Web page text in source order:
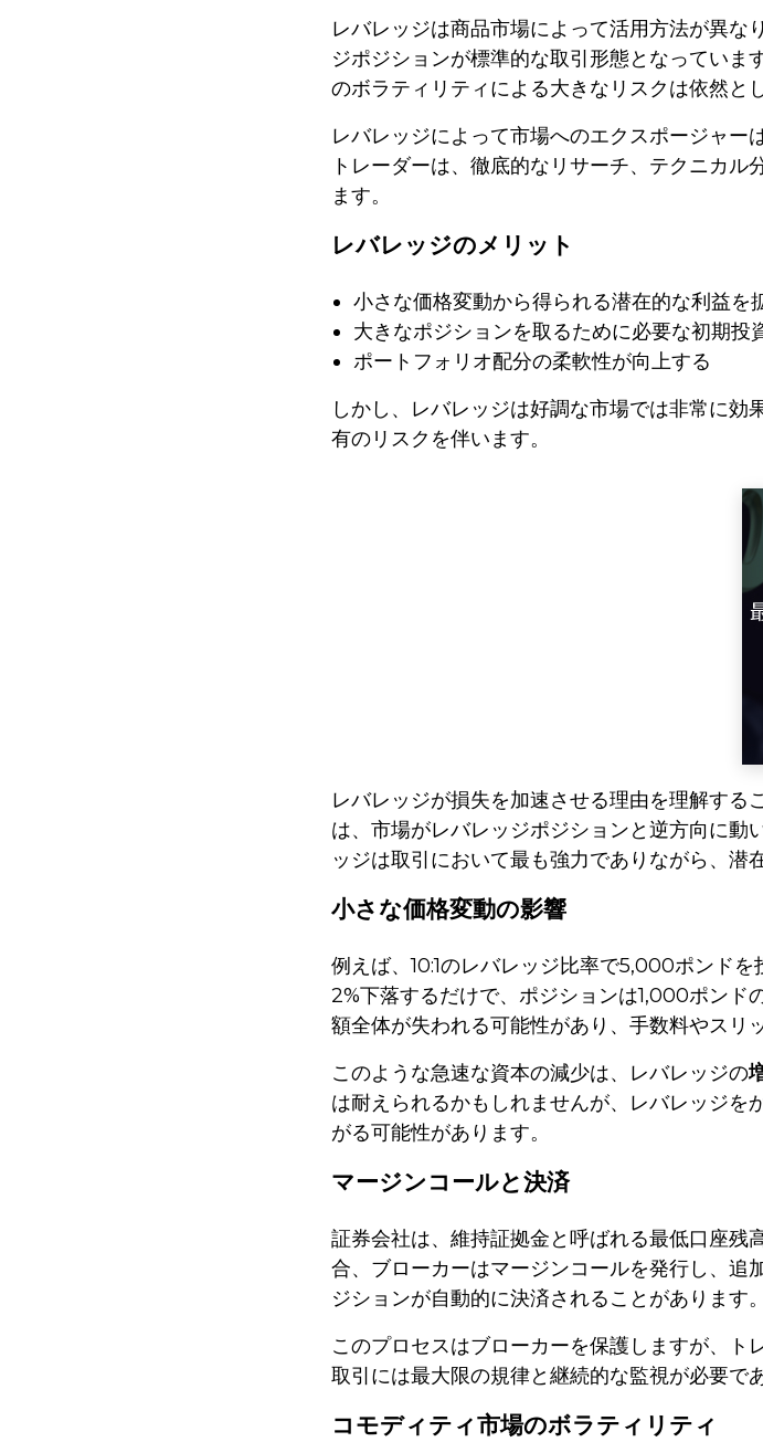
レバレッジは商品市場によって活用方法が異な
ジポジションが標準的な取引形態となってい
のボラティリティによる大きなリスクは依然と
レバレッジによって市場へのエクスポージャー
トレーダーは、徹底的なリサーチ、テクニカ
ます。
レバレッジのメリット
小さな価格変動から得られる潜在的な利益を
大きなポジションを取るために必要な初期投
ポートフォリオ配分の柔軟性が向上する
しかし、レバレッジは好調な市場では非常に
有のリスクを伴います。
レバレッジが損失を加速させる理由を理解す
は、市場がレバレッジポジションと逆方向に動
ッジは取引において最も強力でありながら、潜
小さな価格変動の影響
例えば、10:1のレバレッジ比率で5,000ポンド
2%下落するだけで、ポジションは1,000ポンド
額全体が失われる可能性があり、手数料やスリ
このような急速な資本の減少は、レバレッジの
は耐えられるかもしれませんが、レバレッジ
がる可能性があります。
マージンコールと決済
証券会社は、 維持証拠金と呼ばれる最低口座残
合、ブローカーはマージンコールを発行し、追
ジションが自動的に決済されることがあります
このプロセスはブローカーを保護しますが、
取引には最大限の規律と継続的な監視が必要で
コモディティ市場のボラティリティ